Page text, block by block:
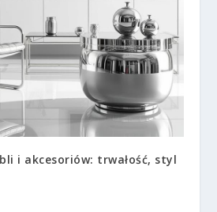
i akcesoriów: trwałość, styl